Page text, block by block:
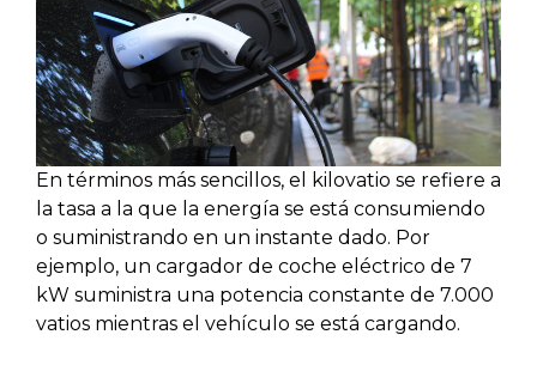
En términos más sencillos, el kilovatio se refiere a
la tasa a la que la energía se está consumiendo
o suministrando en un instante dado. Por
ejemplo, un cargador de coche eléctrico de 7
kW suministra una potencia constante de 7.000
vatios mientras el vehículo se está cargando.